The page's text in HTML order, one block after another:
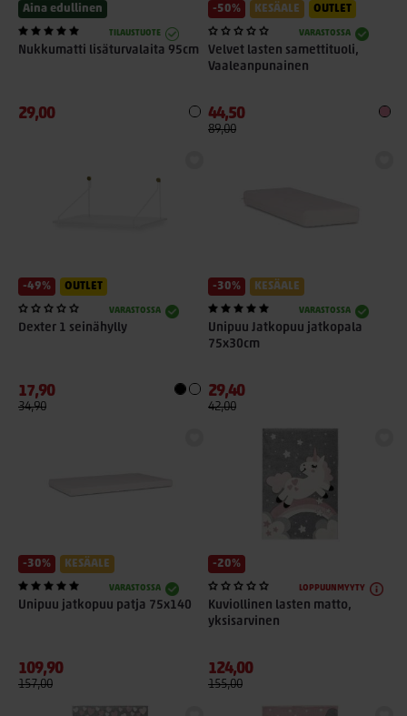
Aina edullinen
TILAUSTUOTE
Nukkumatti lisäturvalaita 95cm
29,00
-50% KESÄALE OUTLET
VARASTOSSA
Velvet lasten samettituoli,
Vaaleanpunainen
44,50
89,00
-49% OUTLET
VARASTOSSA
Dexter 1 seinähylly
17,90
34,90
-30% KESÄALE
VARASTOSSA
Unipuu Jatkopuu jatkopala
75x30cm
29,40
42,00
-30% KESÄALE
VARASTOSSA
Unipuu jatkopuu patja 75x140
109,90
157,00
-20%
LOPPUUNMYYTY
Kuviollinen lasten matto,
yksisarvinen
124,00
155,00